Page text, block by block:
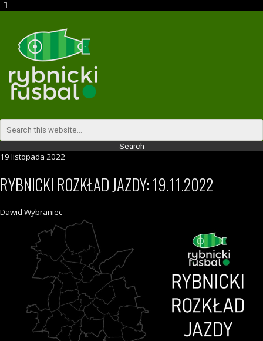
19 listopada 2022
RYBNICKI ROZKŁAD JAZDY: 19.11.2022
Dawid Wybraniec